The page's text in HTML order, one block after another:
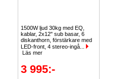
1500W ljud 30kg med EQ,
kablar, 2x12" sub basar, 6
diskanthorn, förstärkare med
LED-front, 4 stereo-ingå...
Läs mer
3 995:-